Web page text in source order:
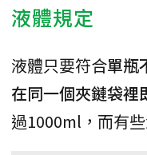
液體規定
液體只要符合單瓶
在同一個夾鏈袋裡
過1000ml，而有